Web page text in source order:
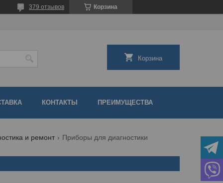
Корзина
379 отзывов
Корзина
КОНТАКТЫ ПРЕИМУЩЕСТВА
и ремонт Приборы для диагностики